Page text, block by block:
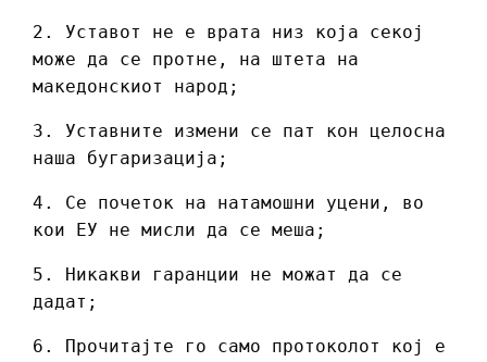
2. Уставот не е врата низ која секој
може да се протне, на штета на
македонскиот народ;
3. Уставните измени се пат кон целосна
наша бугаризација;
4. Се почеток на натамошни уцени, во
кои ЕУ не мисли да се меша;
5. Никакви гаранции не можат да се
дадат;
6. Прочитајте го само протоколот кој е